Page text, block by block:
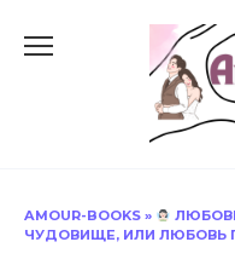
AMOUR-BOOKS »
ЧУДОВИЩЕ, ИЛИ ЛЮБОВЬ